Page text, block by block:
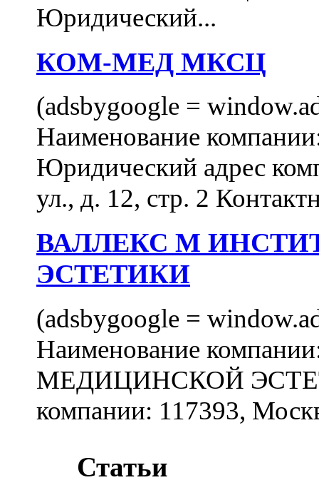
Юридический...
КОМ-МЕД МКСЦ
(adsbygoogle =
Наименование
Юридический адрес
ул., д. 12, стр. 2
ВАЛЛЕКС М
ЭСТЕТИКИ
(adsbygoogle =
Наименование
МЕДИЦИНСКОЙ
компании: 117393,
Статьи